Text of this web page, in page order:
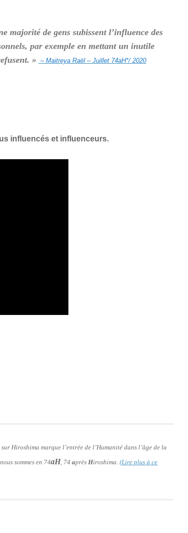
majorité de gens subissent l’influence des
par exemple en mettant un inutile
» – Maitreya Raël – Juillet 74aH*/ 2020
influencés et influenceurs.
Hiroshima marque l’entrée de l’Humanité dans l’âge de la
sommes en 74aH, 74 après Hiroshima. (Lire plus à ce